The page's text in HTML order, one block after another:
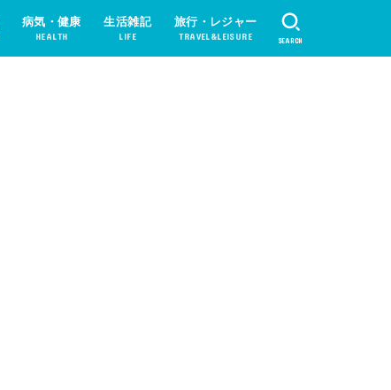
病気・健康
HEALTH
生活雑記
LIFE
旅行・レジャー
TRAVEL&LEISURE SEARCH